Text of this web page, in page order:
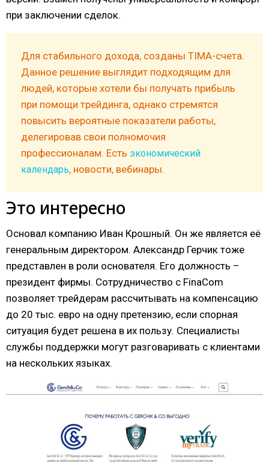
при заключении сделок.
Для стабильного дохода, созданы TIMA-счета.
Данное решение выглядит подходящим для
людей, которые хотели бы получать прибыль
при помощи трейдинга, однако стремятся
повысить вероятные показатели работы,
делегировав свои полномочия
профессионалам. Есть экономический
календарь, новости, вебинары.
Это интересно
Основал компанию Иван Крошный. Он же является её
генеральным директором. Александр Герчик тоже
представлен в роли основателя. Его должность –
президент фирмы. Сотрудничество с FinaCom
позволяет трейдерам рассчитывать на компенсацию
до 20 тыс. евро на одну претензию, если спорная
ситуация будет решена в их пользу. Специалисты
службы поддержки могут разговаривать с клиентами
на нескольких языках.